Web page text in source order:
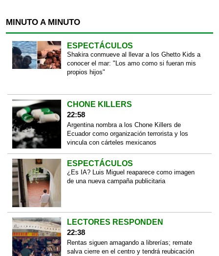
MINUTO A MINUTO
ESPECTÁCULOS
Shakira conmueve al llevar a los Ghetto Kids a
conocer el mar: "Los amo como si fueran mis
propios hijos"
CHONE KILLERS
22:58
Argentina nombra a los Chone Killers de
Ecuador como organización terrorista y los
vincula con cárteles mexicanos
ESPECTÁCULOS
¿Es IA? Luis Miguel reaparece como imagen
de una nueva campaña publicitaria
LECTORES RESPONDEN
22:38
Rentas siguen amagando a librerías; remate
salva cierre en el centro y tendrá reubicación